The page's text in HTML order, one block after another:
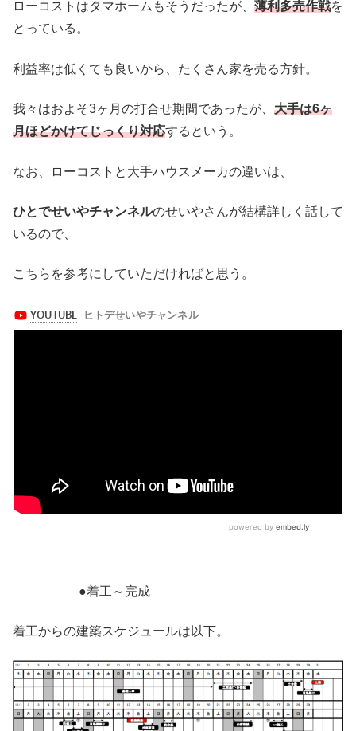
ローコストはタマホームもそうだったが、 薄利多売作戦を
とっている。
利益率は低くても良いから、たくさん家を売る方針。
我々はおよそ3ヶ月の打合せ期間であったが、 大手は6ヶ
月ほどかけてじっくり対応するという。
なお、ローコストと大手ハウスメーカの違いは、
ひとでせいやチャンネルのせいやさんが結構詳しく話して
いるので、
こちらを参考にしていただければと思う。
●着工～完成
着工からの建築スケジュールは以下。